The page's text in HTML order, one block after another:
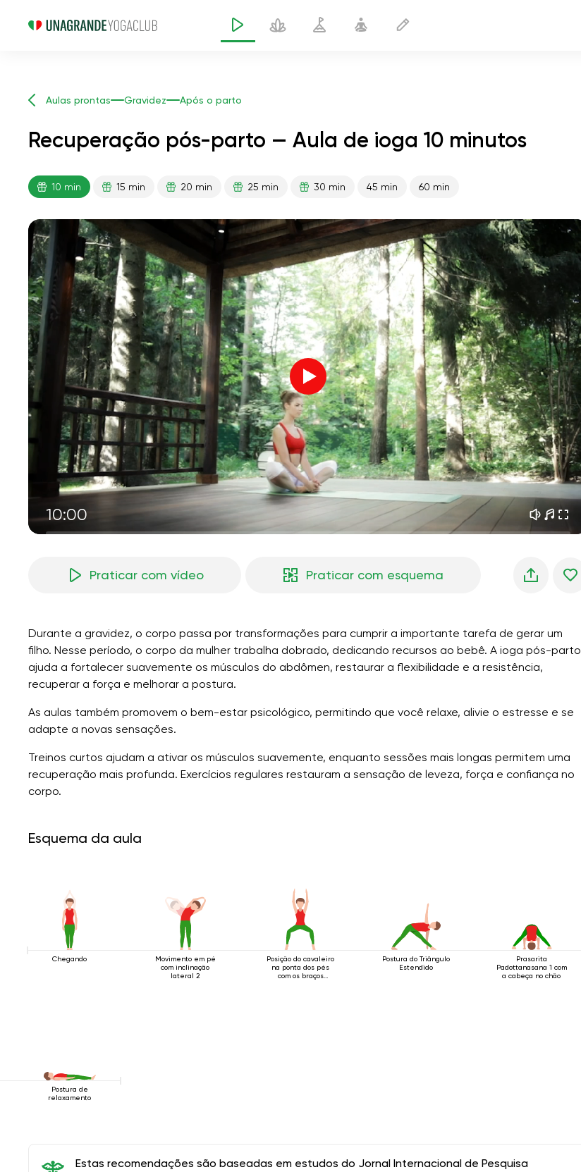
Aulas prontas Gravidez Após o parto
Recuperação pós-parto — Aula de ioga 10 minutos
10 min 15 min 20 min 25 min 30 min 45 min 60 min
10:00
Voz do instrutor
Música
o voo da alma 01:44
paz interior
sonhos matinais 01:34
frescor da floresta 05:00
chuva de verão 02:00
silêncio da montanha 02:00
brisa do mar 02:00
a voz do vento 02:00
floresta da primavera 02:00
Praticar com vídeo Praticar com esquema
Durante a gravidez, o corpo passa por transformações para cumprir a importante tarefa de gerar um
filho. Nesse período, o corpo da mulher trabalha dobrado, dedicando recursos ao bebê. A ioga pós-parto
ajuda a fortalecer suavemente os músculos do abdômen, restaurar a flexibilidade e a resistência,
recuperar a força e melhorar a postura.
As aulas também promovem o bem-estar psicológico, permitindo que você relaxe, alivie o estresse e se
adapte a novas sensações.
Treinos curtos ajudam a ativar os músculos suavemente, enquanto sessões mais longas permitem uma
recuperação mais profunda. Exercícios regulares restauram a sensação de leveza, força e confiança no
corpo.
Esquema da aula
Chegando
Movimento em pé
com inclinação
lateral 2
Posição do cavaleiro
na ponta dos pés
com os braços
Postura do Triângulo
Estendido
Prasarita
Padottanasana 1 com
a cabeça no chão
Postura de
relaxamento
Estas recomendações são baseadas em estudos do Jornal Internacional de Pesquisa